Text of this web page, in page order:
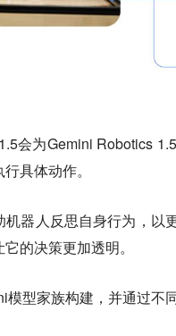
会为Gemini Robotics
具体动作。
器人反思自身行为，以
的决策更加透明。
型家族构建，并通过不